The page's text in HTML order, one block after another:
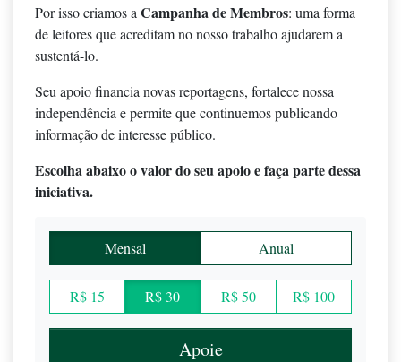
Por isso criamos a Campanha de Membros: uma forma
de leitores que acreditam no nosso trabalho ajudarem a
sustentá-lo.
Seu apoio financia novas reportagens, fortalece nossa
independência e permite que continuemos publicando
informação de interesse público.
Escolha abaixo o valor do seu apoio e faça parte dessa
iniciativa.
Mensal Anual
R$ 15 R$ 30 R$ 50 R$ 100
Apoie